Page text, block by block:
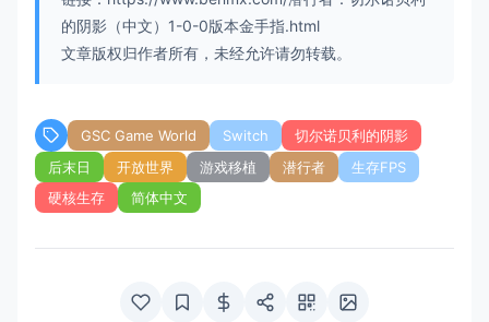
的阴影（中文）1-0-0版本金手指.html
文章版权归作者所有，未经允许请勿转载。
GSC Game World Switch
切尔诺贝利的阴影
后末日
开放世界 游戏移植 潜行者
生存FPS
硬核生存
简体中文